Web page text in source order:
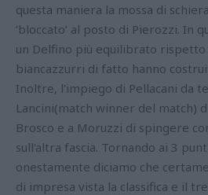
questa maniera la mossa di
‘bloccato’ al posto di Pierozzi. In
un Delfino più equilibrato rispetto
biancazzurri di fatto hanno
Inoltre, l'impiego di Pellacani da
Lancini(match winner del match)
Brosco e a Moruzzi di spingere
sull'altra fascia. Tornando ai 3
onestamente diciamo che
di impresa vista la classifica e il